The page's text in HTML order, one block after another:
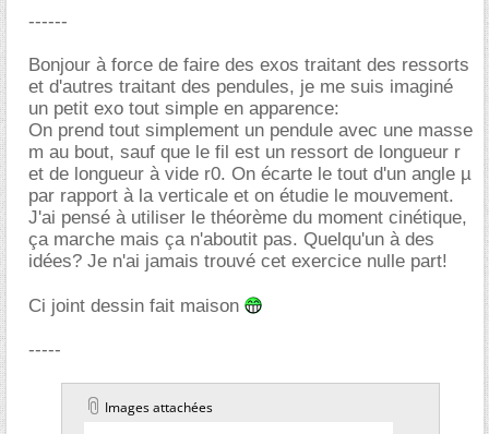
------
Bonjour à force de faire des exos traitant des ressorts
et d'autres traitant des pendules, je me suis imaginé
un petit exo tout simple en apparence:
On prend tout simplement un pendule avec une masse
m au bout, sauf que le fil est un ressort de longueur r
et de longueur à vide r0. On écarte le tout d'un angle µ
par rapport à la verticale et on étudie le mouvement.
J'ai pensé à utiliser le théorème du moment cinétique,
ça marche mais ça n'aboutit pas. Quelqu'un à des
idées? Je n'ai jamais trouvé cet exercice nulle part!
Ci joint dessin fait maison
-----
Images attachées